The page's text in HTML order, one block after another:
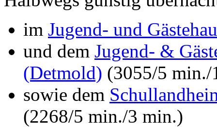
im Jugend- und
und dem Jugend- &
(Detmold) (3055/5
sowie dem
(2268/5 min./3 min.)